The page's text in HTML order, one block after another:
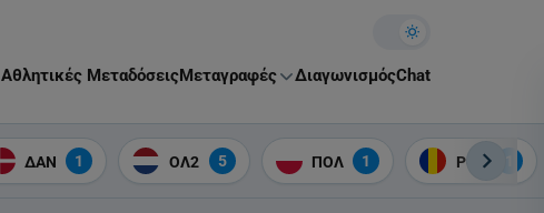
Theme toggle
Αθλητικές ΜεταδόσειςΜεταγραφές ΔιαγωνισμόςChat
ΔΑΝ 1 ΟΛ2 5 ΠΟΛ 1 ΡΟΥ